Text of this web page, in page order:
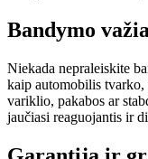
Bandymo
Niekada nepraleiskite
kaip automobilis tvarko,
variklio, pakabos ar
jaučiasi reaguojantis ir